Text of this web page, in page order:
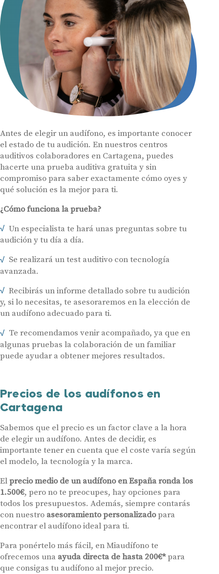
Antes de elegir un audífono, es importante conocer
el estado de tu audición. En nuestros centros
auditivos colaboradores en Cartagena, puedes
hacerte una prueba auditiva gratuita y sin
compromiso para saber exactamente cómo oyes y
qué solución es la mejor para ti.
¿Cómo funciona la prueba?
Un especialista te hará unas preguntas sobre tu
audición y tu día a día.
Se realizará un test auditivo con tecnología
avanzada.
Recibirás un informe detallado sobre tu audición
y, si lo necesitas, te asesoraremos en la elección de
un audífono adecuado para ti.
Te recomendamos venir acompañado, ya que en
algunas pruebas la colaboración de un familiar
puede ayudar a obtener mejores resultados.
Precios de los audífonos en
Cartagena
Sabemos que el precio es un factor clave a la hora
de elegir un audífono. Antes de decidir, es
importante tener en cuenta que el coste varía según
el modelo, la tecnología y la marca.
Elprecio medio de un audífono en España ronda los
1.500€, pero no te preocupes, hay opciones para
todos los presupuestos. Además, siempre contarás
con nuestro asesoramiento personalizadopara
encontrar el audífono ideal para ti.
Para ponértelo más fácil, en Miaudífono te
ofrecemos una ayuda directa de hasta 200€*para
que consigas tu audífono al mejor precio.
Audífonos
Gafas auditivas
Centros Auditivos
Ayudas y subvenciones
Contacto
Hasta un 60% de descuento en tus
audífonos
Nombre E-mail
Acepto recibir comunicaciones comerciales por parte de Miaudífono
y sus colaboradores según se detalla en nuestras
Acepto la cesión de estos datos a empresas colaboradoras de
detalla en nuestras
Condiciones de uso
Al hacer click en «Contáctanos» declaras haber leído y aceptado nuestra
Política de Privacidad